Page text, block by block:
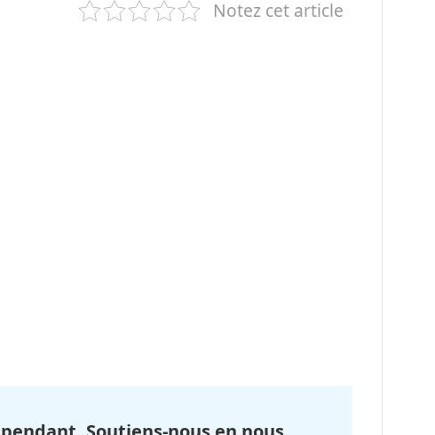
Notez cet article